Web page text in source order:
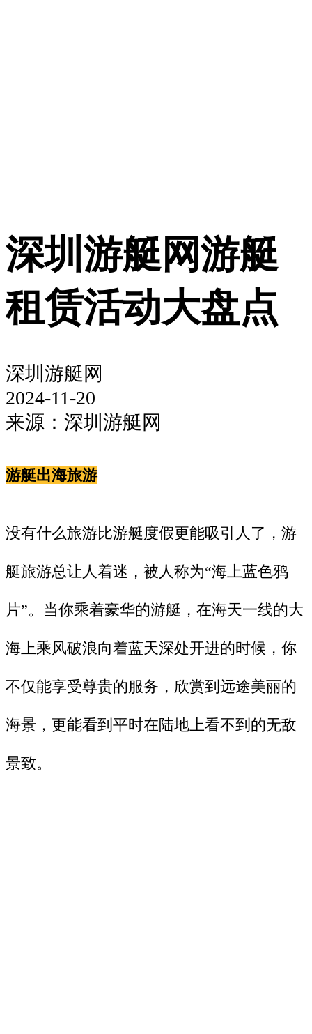
深圳游艇网游艇
租赁活动大盘点
深圳游艇网
2024-11-20
来源：深圳游艇网
游艇出海旅游
没有什么旅游比游艇度假更能吸引人了，游
艇旅游总让人着迷，被人称为“海上蓝色鸦
片”。当你乘着豪华的游艇，在海天一线的大
海上乘风破浪向着蓝天深处开进的时候，你
不仅能享受尊贵的服务，欣赏到远途美丽的
海景，更能看到平时在陆地上看不到的无敌
景致。